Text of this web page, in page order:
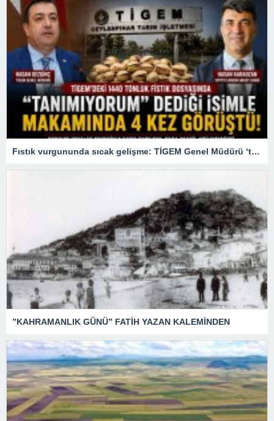
Fıstık vurgununda sıcak gelişme: TİGEM Genel Müdürü ‘tanımıyorum’ dediği firari patronla 4 kez görüşmüş
”KAHRAMANLIK GÜNÜ” FATİH YAZAN KALEMİNDEN